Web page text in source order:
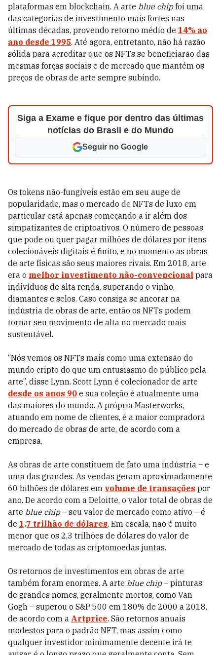
plataformas em blockchain. A arte blue chipfoi uma
das categorias de investimento mais fortes nas
últimas décadas, provendo retorno médio de 14% ao
ano desde 1995. Até agora, entretanto, não há razão
sólida para acreditar que os NFTs se beneficiarão das
mesmas forças sociais e de mercado que mantém os
preços de obras de arte sempre subindo.
Siga a Exame e fique por dentro das últimas
notícias do Brasil e do Mundo
Seguir no Google
Os tokens não-fungíveis estão em seu auge de
popularidade, mas o mercado de NFTs de luxo em
particular está apenas começando a ir além dos
simpatizantes de criptoativos. O número de pessoas
que pode ou quer pagar milhões de dólares por itens
colecionáveis digitais é finito, e no momento as obras
de arte físicas são seus maiores rivais. Em 2018, arte
era o melhor investimento não-convencional para
indivíduos de alta renda, superando o vinho,
diamantes e selos. Caso consiga se ancorar na
indústria de obras de arte, então os NFTs podem
tornar seu movimento de alta no mercado mais
sustentável.
“Nós vemos os NFTs mais como uma extensão do
mundo cripto do que um entusiasmo do público pela
arte”, disse Lynn. Scott Lynn é colecionador de arte
desde os anos 90 e sua coleção é atualmente uma
das maiores do mundo. A própria Masterworks,
atuando em nome de clientes, é a maior compradora
do mercado de obras de arte, de acordo com a
empresa.
As obras de arte constituem de fato uma indústria – e
uma das grandes. As vendas geram aproximadamente
60 bilhões de dólares em volume de transações por
ano. De acordo com a Deloitte, o valor total de obras de
arte blue chip– seu valor de mercado como ativo – é
de 1,7 trilhão de dólares. Em escala, não é muito
menor que os 2,3 trilhões de dólares do valor de
mercado de todas as criptomoedas juntas.
Os retornos de investimentos em obras de arte
também foram enormes. A arte blue chip– pinturas
de grandes nomes, geralmente mortos, como Van
Gogh – superou o S&P 500 em 180% de 2000 a 2018,
de acordo com a Artprice. São retornos anuais
modestos para o padrão NFT, mas assim como
qualquer investidor minimamente decente irá te